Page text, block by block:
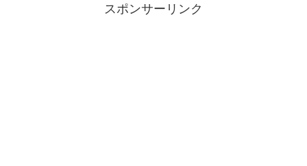
スポンサーリンク